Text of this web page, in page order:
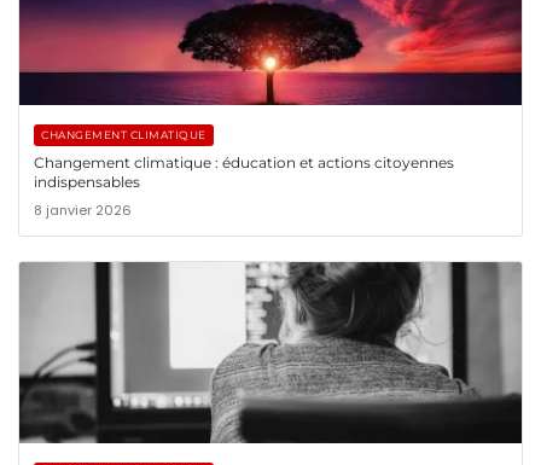
CHANGEMENT CLIMATIQUE
Changement climatique : éducation et actions citoyennes
indispensables
8 janvier 2026